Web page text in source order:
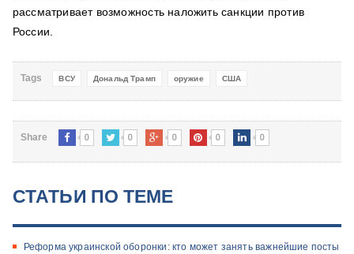
рассматривает возможность наложить санкции против
России.
Tags ВСУ Дональд Трамп оружие США
Share 0 0 0 0 0
СТАТЬИ ПО ТЕМЕ
Реформа украинской оборонки: кто может занять важнейшие посты